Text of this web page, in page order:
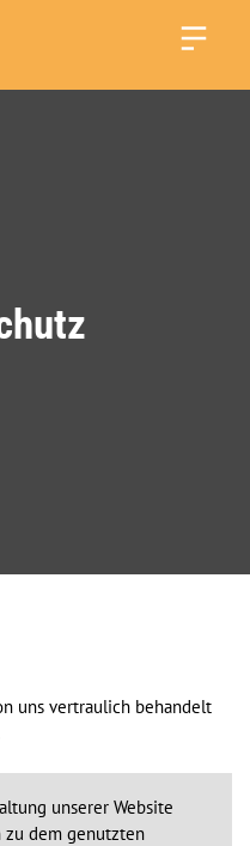
uns vertraulich behandelt
unserer Website
dem genutzten